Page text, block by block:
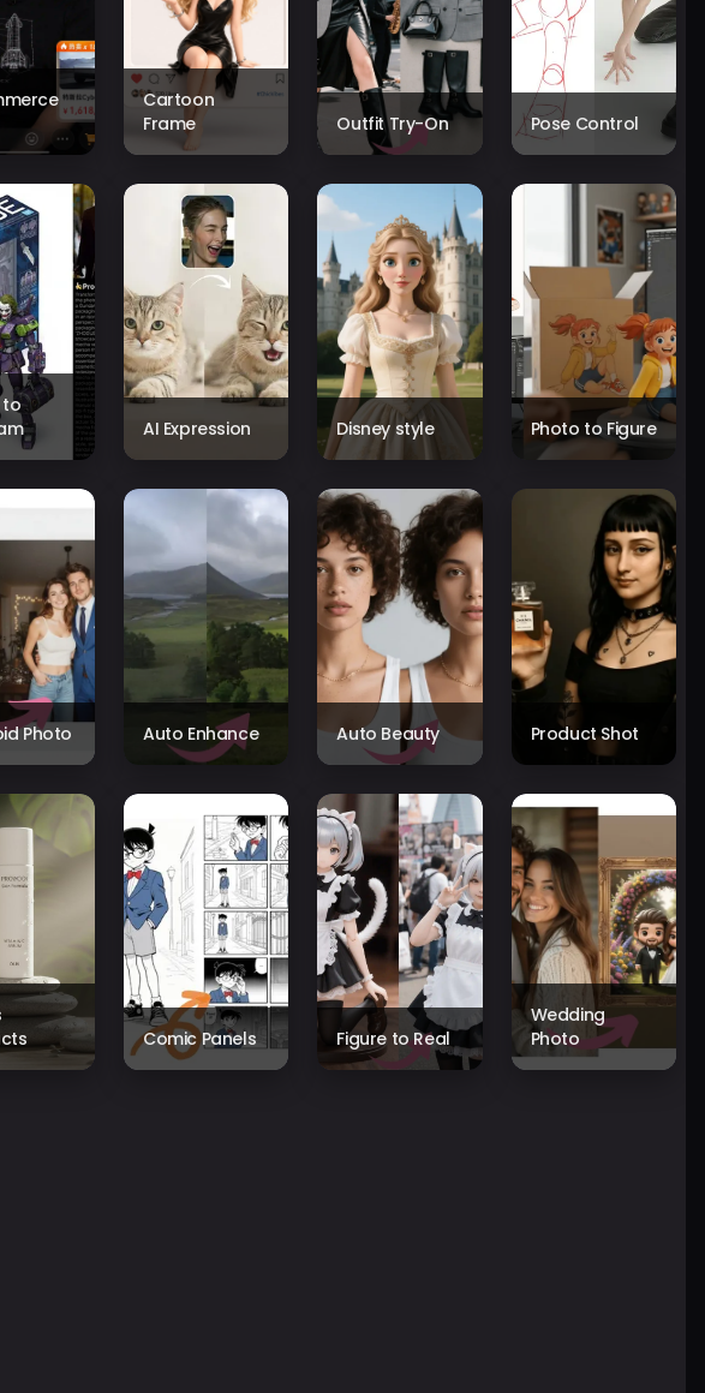
Cartoon
Frame
Outfit Try-On Pose Control
to
AI Expression Disney style Photo to Figure
Photo Auto Enhance Auto Beauty Product Shot
Comic Panels Figure to Real
Wedding
Photo